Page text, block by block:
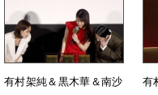
じていきたい」
7月7日 17時00分
有村架純＆黒木華＆南沙
有